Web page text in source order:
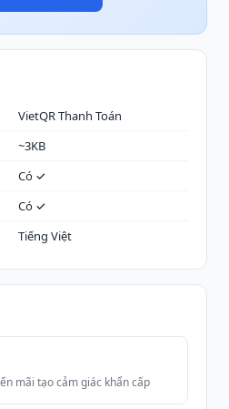
VietQR Thanh Toán
~3KB
Có ✓
Có ✓
Tiếng Việt
mãi tạo cảm giác khẩn cấp